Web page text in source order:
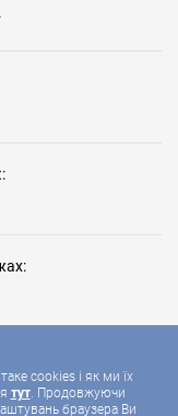
cookies і як ми їх
тут. Продовжуючи
браузера Ви